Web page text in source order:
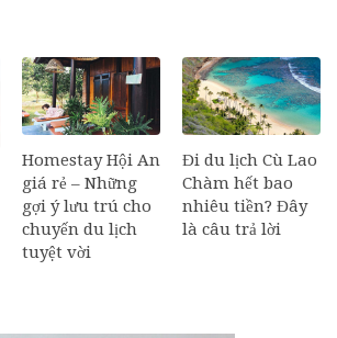
Homestay Hội An
giá rẻ – Những
gợi ý lưu trú cho
chuyến du lịch
tuyệt vời
Đi du lịch Cù Lao
Chàm hết bao
nhiêu tiền? Đây
là câu trả lời